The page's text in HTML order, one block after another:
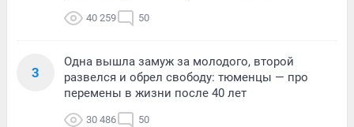
40 259 50
3
Одна вышла замуж за молодого, второй
развелся и обрел свободу: тюменцы — про
перемены в жизни после 40 лет
30 486 50